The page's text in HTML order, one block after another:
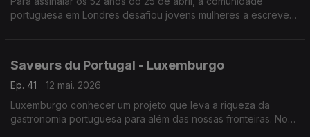
portuguesa em Londres desafiou jovens mulheres a escrever
Saveurs du Portugal - Luxemburgo
Ep. 41
12 mai. 2026
Luxemburgo conhecer um projeto que leva a riqueza da
gastronomia portuguesa para além das nossas fronteiras. No